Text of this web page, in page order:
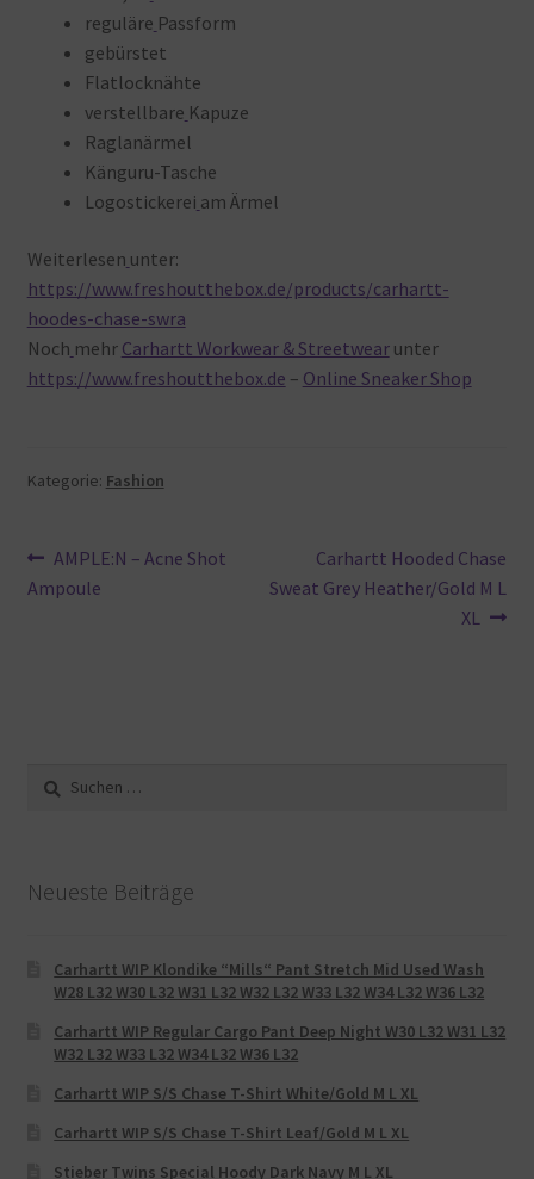
reguläre Passform
gebürstet
Flatlocknähte
verstellbare Kapuze
Raglanärmel
Känguru-Tasche
Logostickerei am Ärmel
Weiterlesen unter:
https://www.freshoutthebox.de/products/carhartt-
hoodes-chase-swra
Noch mehr Carhartt Workwear & Streetwearunter
https://www.freshoutthebox.de – Online Sneaker Shop
Kategorie: Fashion
Beitragsnavigation
Vorheriger
Beitrag:
AMPLE:N – Acne Shot
Ampoule
Nächster
Beitrag:
Carhartt Hooded Chase
Sweat Grey Heather/Gold M L
XL
Suche
nach:
Neueste Beiträge
Carhartt WIP Klondike “Mills“ Pant Stretch Mid Used Wash
W28 L32 W30 L32 W31 L32 W32 L32 W33 L32 W34 L32 W36 L32
Carhartt WIP Regular Cargo Pant Deep Night W30 L32 W31 L32
W32 L32 W33 L32 W34 L32 W36 L32
Carhartt WIP S/S Chase T-Shirt White/Gold M L XL
Carhartt WIP S/S Chase T-Shirt Leaf/Gold M L XL
Stieber Twins Special Hoody Dark Navy M L XL